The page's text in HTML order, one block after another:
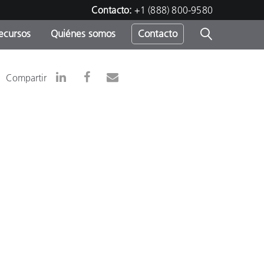
Contacto: +1 (888) 800-9580
Quiénes somos Contacto
Compartir